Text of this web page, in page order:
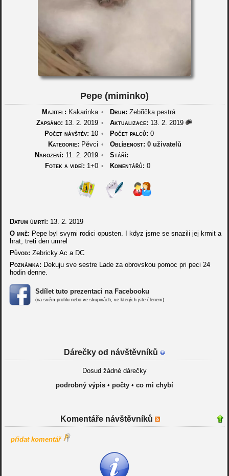
Pepe (miminko)
Majitel: Kakarinka • Druh: Zebřička pestrá
Zapsáno: 13. 2. 2019 • Aktualizace: 13. 2. 2019
Počet návštěv: 10 • Počet palců: 0
Kategorie: Pěvci • Oblíbenost: 0 uživatelů
Narození: 11. 2. 2019 •
Stáří:
Fotek a videí: 1+0 • Komentářů: 0
Datum úmrtí: 13. 2. 2019
O mně: Pepe byl svymi rodici opusten. I kdyz jsme se snazili jej krmit a
hrat, treti den umrel
Původ: Zebricky Ac a DC
Poznámka: Dekuju sve sestre Lade za obrovskou pomoc pri peci 24
hodin denne.
Sdílet tuto prezentaci na Facebooku
(na svém profilu nebo ve skupinách, ve kterých jste členem)
Dárečky od návštěvníků
Dosud žádné dárečky
podrobný výpis• počty• co mi chybí
Komentáře návštěvníků
přidat komentář